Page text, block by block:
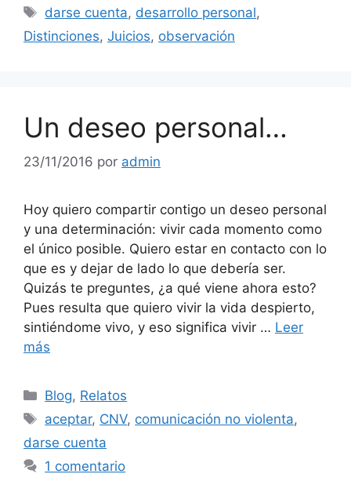
Etiquetas
darse cuenta, desarrollo personal,
Distinciones, Juicios, observación
Un deseo personal…
23/11/2016 por admin
Hoy quiero compartir contigo un deseo personal
y una determinación: vivir cada momento como
el único posible. Quiero estar en contacto con lo
que es y dejar de lado lo que debería ser.
Quizás te preguntes, ¿a qué viene ahora esto?
Pues resulta que quiero vivir la vida despierto,
sintiéndome vivo, y eso significa vivir … Leer
más
Categorías
Blog, Relatos
Etiquetas
aceptar, CNV, comunicación no violenta,
darse cuenta
1 comentario